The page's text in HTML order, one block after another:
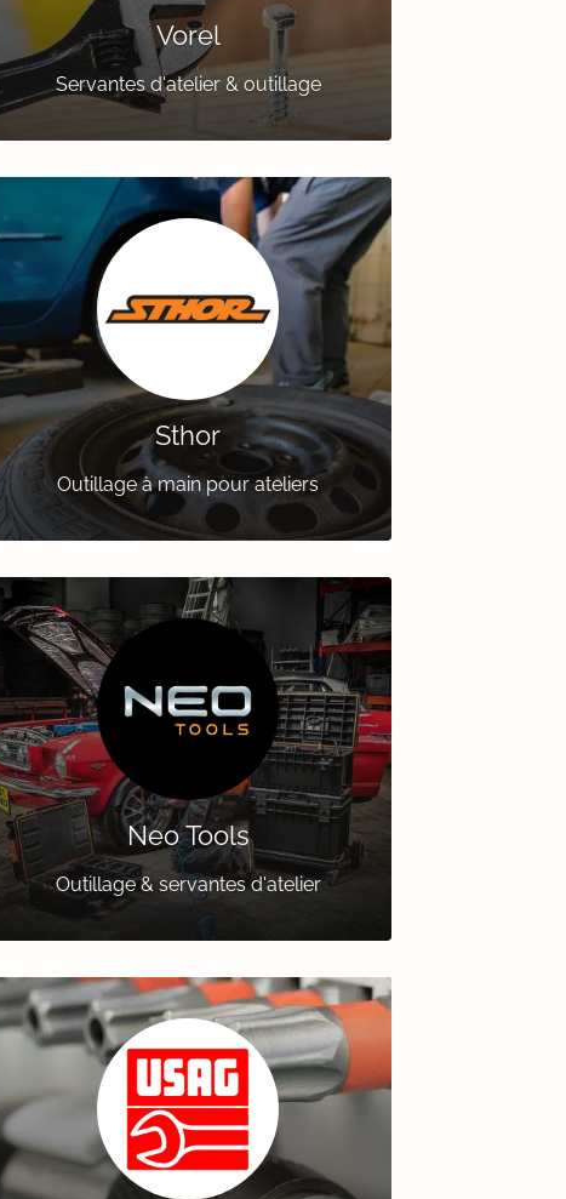
Vorel
Servantes d'atelier & outillage
Sthor
Outillage à main pour ateliers
Neo Tools
Outillage & servantes d'atelier